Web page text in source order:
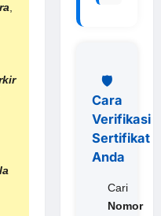
,
🛡️
Cara
Verifikasi
Sertifikat
Anda
Cari
Nomor